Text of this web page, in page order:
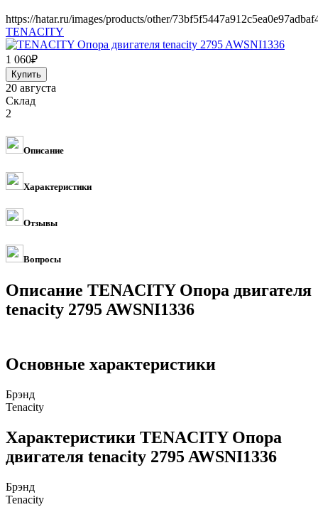
https://hatar.ru/images/products/other/
TENACITY
1 060₽
20 августа
Склад
2
Описание
Характеристики
Отзывы
Вопросы
Описание TENACITY Опора двигателя
tenacity 2795 AWSNI1336
Основные характеристики
Брэнд
Tenacity
Характеристики TENACITY Опора
двигателя tenacity 2795 AWSNI1336
Брэнд
Tenacity